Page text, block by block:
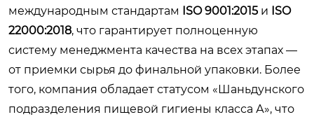
международным стандартам ISO 9001:2015 и ISO
22000:2018, что гарантирует полноценную
систему менеджмента качества на всех этапах —
от приемки сырья до финальной упаковки. Более
того, компания обладает статусом «Шаньдунского
подразделения пищевой гигиены класса А», что